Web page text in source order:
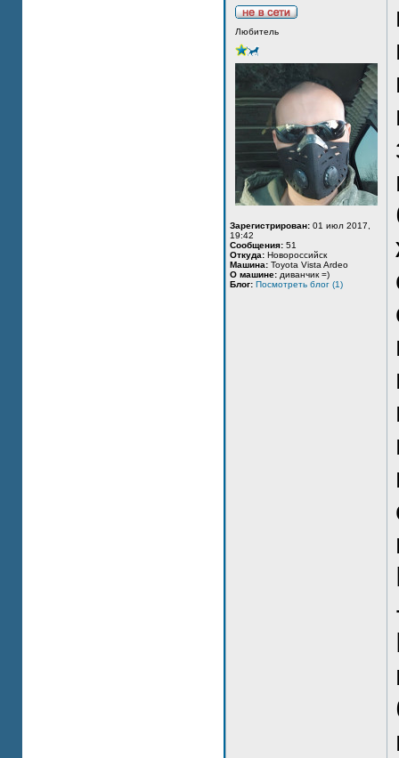
Любитель
Зарегистрирован: 01 июл 2017,
19:42
Сообщения: 51
Откуда: Новороссийск
Машина: Toyota Vista Ardeo
О машине: диванчик =)
Блог: Посмотреть блог (1)